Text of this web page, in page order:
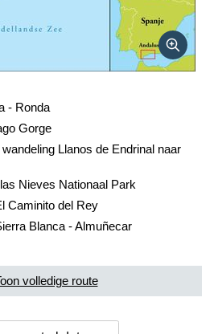
- Ronda
Gorge
Llanos de Endrinal naar
Nieves Nationaal Park
Caminito del Rey
Blanca - Almuñecar
volledige route